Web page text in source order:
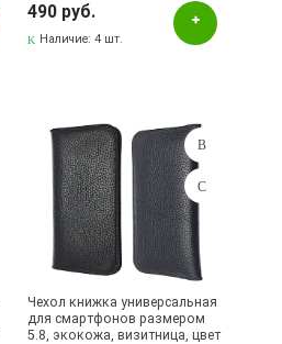
490 руб.
Наличие:4 шт.
Чехол книжка универсальная
для смартфонов размером
5.8, экокожа, визитница, цвет